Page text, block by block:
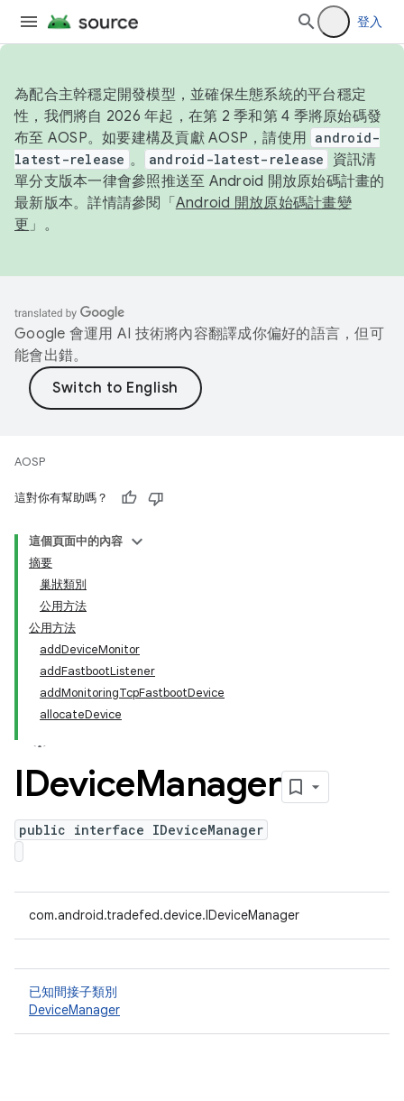
登入
為配合主幹穩定開發模型，並確保生態系統的平台穩定
性，我們將自 2026 年起，在第 2 季和第 4 季將原始碼發
布至 AOSP。如要建構及貢獻 AOSP，請使用 android-
latest-release 。 android-latest-release
資訊清
單分支版本一律會參照推送至 Android 開放原始碼計畫的
最新版本。詳情請參閱「 Android 開放原始碼計畫變
更 」。
Google 會運用 AI 技術將內容翻譯成你偏好的語言，但可
能會出錯。
AOSP
這對你有幫助嗎？
這個頁面中的內容
摘要
巢狀類別
公用方法
公用方法
addDeviceMonitor
addFastbootListener
addMonitoringTcpFastbootDevice
allocateDevice
IDeviceManager
public interface IDeviceManager
com.android.tradefed.device.IDeviceManager
已知間接子類別
DeviceManager